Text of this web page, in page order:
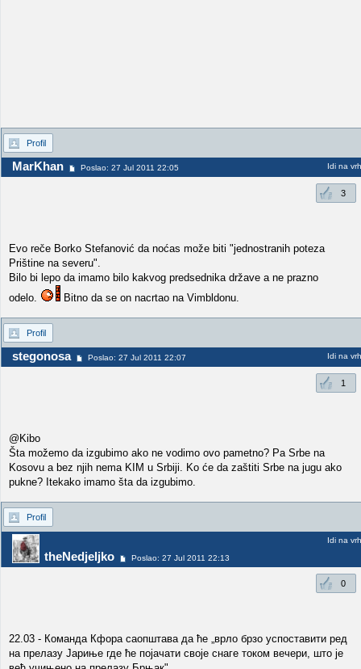
Profil
MarKhan Poslao: 27 Jul 2011 22:05 Idi na vrh
3
Evo reče Borko Stefanović da noćas može biti "jednostranih poteza
Prištine na severu".
Bilo bi lepo da imamo bilo kakvog predsednika države a ne prazno
odelo.
Bitno da se on nacrtao na Vimbldonu.
Profil
stegonosa Poslao: 27 Jul 2011 22:07 Idi na vrh
1
@Kibo
Šta možemo da izgubimo ako ne vodimo ovo pametno? Pa Srbe na
Kosovu a bez njih nema KIM u Srbiji. Ko će da zaštiti Srbe na jugu ako
pukne? Itekako imamo šta da izgubimo.
Profil
theNedjeljko Poslao: 27 Jul 2011 22:13
Idi na vrh
0
22.03 - Команда Кфора саопштава да ће „врло брзо успоставити ред
на прелазу Јариње где ће појачати своје снаге током вечери, што је